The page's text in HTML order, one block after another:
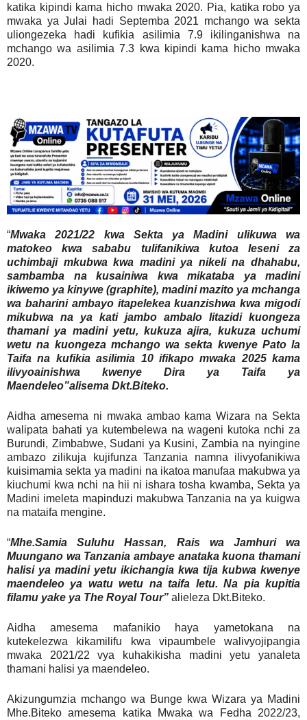
katika kipindi kama hicho mwaka 2020. Pia, katika robo ya
mwaka ya Julai hadi Septemba 2021 mchango wa sekta
uliongezeka hadi kufikia asilimia 7.9 ikilinganishwa na
mchango wa asilimia 7.3 kwa kipindi kama hicho mwaka
2020.
“Mwaka 2021/22 kwa Sekta ya Madini ulikuwa wa
matokeo kwa sababu tulifanikiwa kutoa leseni za
uchimbaji mkubwa kwa madini ya nikeli na dhahabu,
sambamba na kusainiwa kwa mikataba ya madini
ikiwemo ya kinywe (graphite), madini mazito ya mchanga
wa baharini ambayo itapelekea kuanzishwa kwa migodi
mikubwa na ya kati jambo ambalo litazidi kuongeza
thamani ya madini yetu, kukuza ajira, kukuza uchumi
wetu na kuongeza mchango wa sekta kwenye Pato la
Taifa na kufikia asilimia 10 ifikapo mwaka 2025 kama
ilivyoainishwa kwenye Dira ya Taifa ya
Maendeleo”alisema Dkt.Biteko.
Aidha amesema ni mwaka ambao kama Wizara na Sekta
walipata bahati ya kutembelewa na wageni kutoka nchi za
Burundi, Zimbabwe, Sudani ya Kusini, Zambia na nyingine
ambazo zilikuja kujifunza Tanzania namna ilivyofanikiwa
kuisimamia sekta ya madini na ikatoa manufaa makubwa ya
kiuchumi kwa nchi na hii ni ishara tosha kwamba, Sekta ya
Madini imeleta mapinduzi makubwa Tanzania na ya kuigwa
na mataifa mengine.
“Mhe.Samia Suluhu Hassan, Rais wa Jamhuri wa
Muungano wa Tanzania ambaye anataka kuona thamani
halisi ya madini yetu ikichangia kwa tija kubwa kwenye
maendeleo ya watu wetu na taifa letu. Na pia kupitia
filamu yake ya The Royal Tour” alieleza Dkt.Biteko.
Aidha amesema mafanikio haya yametokana na
kutekelezwa kikamilifu kwa vipaumbele walivyojipangia
mwaka 2021/22 vya kuhakikisha madini yetu yanaleta
thamani halisi ya maendeleo.
Akizungumzia mchango wa Bunge kwa Wizara ya Madini
Mhe.Biteko amesema katika Mwaka wa Fedha 2022/23,